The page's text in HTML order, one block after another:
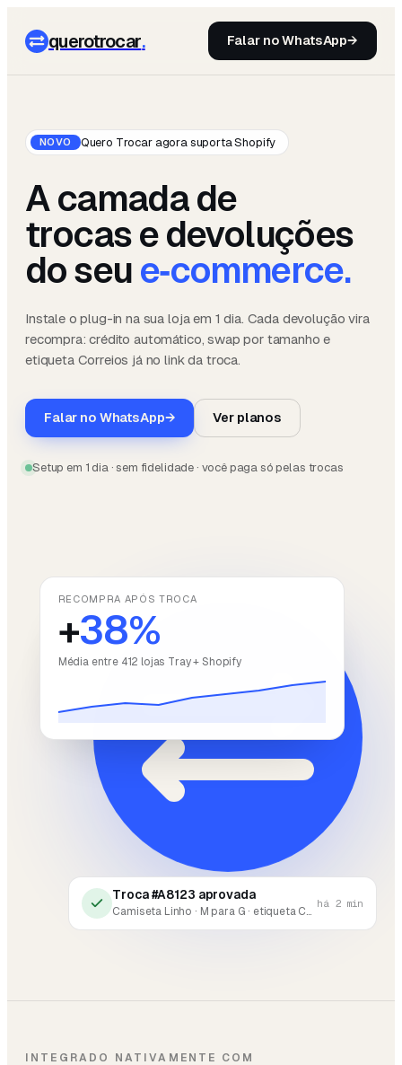
querotrocar. Falar no WhatsApp→
NOVO Quero Trocar agora suporta Shopify
A camada de
trocas e devoluções
do seu e‑commerce.
Instale o plug-in na sua loja em 1 dia. Cada devolução vira
recompra: crédito automático, swap por tamanho e
etiqueta Correios já no link da troca.
Falar no WhatsApp→ Ver planos
Setup em 1 dia · sem fidelidade · você paga só pelas trocas
RECOMPRA APÓS TROCA
+38%
Média entre 412 lojas Tray + Shopify
Troca #A8123 aprovada
Camiseta Linho · M para G · etiqueta Correios enviada
há 2 min
INTEGRADO NATIVAMENTE COM